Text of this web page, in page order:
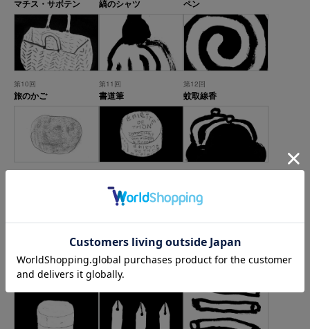
マチス・サボテン 縞のシャツ ペン
第10回
旅のかご
第11回
書道筆
第12回
蚊取線香
外国の缶詰
第16回
シベリア
第17回
ユーカリの実
第18回